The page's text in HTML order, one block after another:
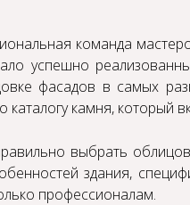
команда
успешно
фасадов в самых
каталогу камня, который
выбрать
здания,
профессионалам.